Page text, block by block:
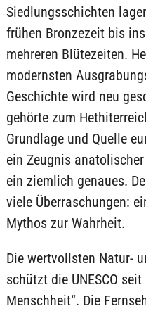
Siedlungsschichten
frühen Bronzezeit bis
mehreren Blütezeiten.
modernsten
Geschichte wird neu
gehörte zum
Grundlage und Quelle
ein Zeugnis
ein ziemlich genaues.
viele Überraschungen:
Mythos zur Wahrheit.
Die wertvollsten Natur-
schützt die UNESCO
Menschheit“. Die